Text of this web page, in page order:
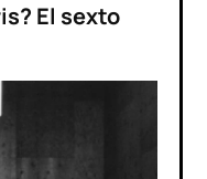
El sexto